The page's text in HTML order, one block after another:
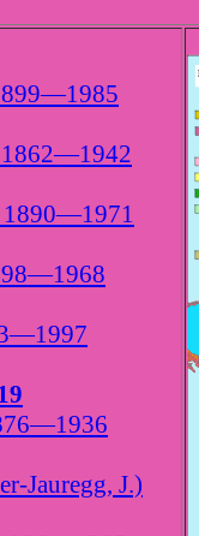
1862—1942
1890—1971
Jauregg, J.)